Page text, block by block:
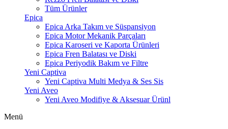
Tüm Ürünler
Epica
Epica Arka Takım ve Süspansiyon
Epica Motor Mekanik Parçaları
Epica Karoseri ve Kaporta Ürünleri
Epica Fren Balatası ve Diski
Epica Periyodik Bakım ve Filtre
Yeni Captiva
Yeni Captiva Multi Medya & Ses Sis
Yeni Aveo
Yeni Aveo Modifiye & Aksesuar Ürünl
Menü